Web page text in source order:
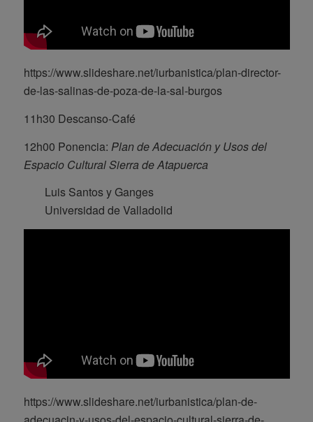
https://www.slideshare.net/iurbanistica/plan-director-
de-las-salinas-de-poza-de-la-sal-burgos
11h30 Descanso-Café
12h00 Ponencia: Plan de Adecuación y Usos del
Espacio Cultural Sierra de Atapuerca
Luis Santos y Ganges
Universidad de Valladolid
https://www.slideshare.net/iurbanistica/plan-de-